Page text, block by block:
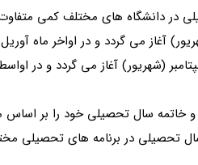
در دانشگاه های مختلف کمی متفاوت
آغاز می گردد و در اواخر ماه
(شهریور) آغاز می گردد و در
و خاتمه سال تحصیلی خود را بر
تحصیلی در برنامه های تحصیلی